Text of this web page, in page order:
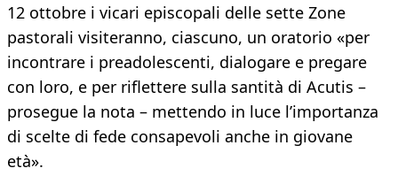
12 ottobre i vicari episcopali delle sette Zone
pastorali visiteranno, ciascuno, un oratorio «per
incontrare i preadolescenti, dialogare e pregare
con loro, e per riflettere sulla santità di Acutis –
prosegue la nota – mettendo in luce l’importanza
di scelte di fede consapevoli anche in giovane
età».